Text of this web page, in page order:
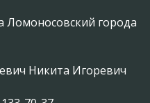
Ломоносовский города
Никита Игоревич